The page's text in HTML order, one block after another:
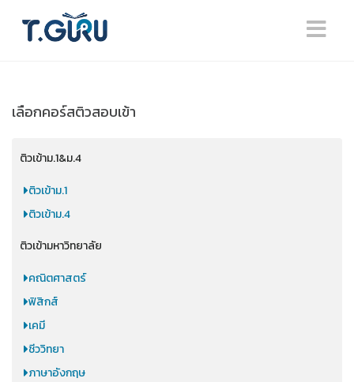
เลือกคอร์สติวสอบเข้า
ติวเข้าม.1&ม.4
ติวเข้าม.1
ติวเข้าม.4
ติวเข้ามหาวิทยาลัย
คณิตศาสตร์
ฟิสิกส์
เคมี
ชีววิทยา
ภาษาอังกฤษ